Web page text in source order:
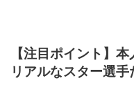
【注目ポイント】
リアルなスター選手